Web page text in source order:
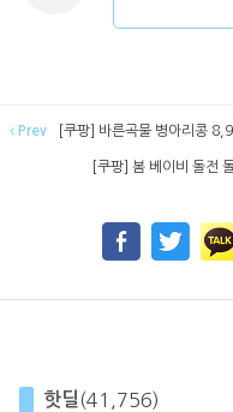
Prev [쿠팡] 바른곡물 병아리콩
[쿠팡] 봄 베이비 돌전
핫딜 (41,756)